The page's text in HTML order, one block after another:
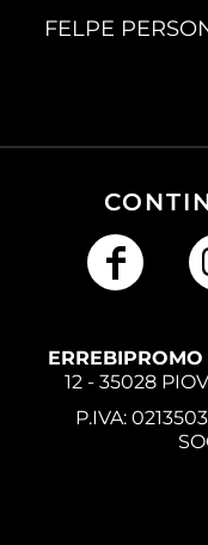
FELPE
ERREBIPROMO
12 - 35028
P.IVA: